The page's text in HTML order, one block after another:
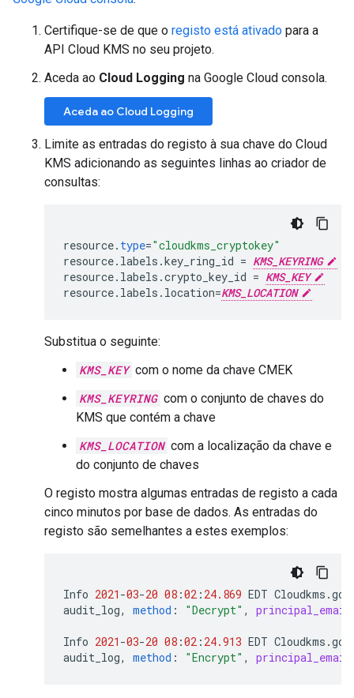
Certifique-se de que o registo está ativado para a
API Cloud KMS no seu projeto.
Aceda ao Cloud Logging na Google Cloud consola.
Aceda ao Cloud Logging
Limite as entradas do registo à sua chave do Cloud
KMS adicionando as seguintes linhas ao criador de
consultas:
resource. type="cloudkms_cryptokey"
resource. labels .key_ring_id = KMS_KEYRING
resource. labels .crypto_key_id = KMS_KEY
resource. labels . location=KMS_LOCATION
Substitua o seguinte:
KMS_KEY com o nome da chave CMEK
KMS_KEYRING com o conjunto de chaves do
KMS que contém a chave
KMS_LOCATION com a localização da chave e
do conjunto de chaves
O registo mostra algumas entradas de registo a cada
cinco minutos por base de dados. As entradas do
registo são semelhantes a estes exemplos:
Info 2021 -03-20 08 :02 : 24.869 EDT Cloudkms .
audit_log, method : "Decrypt" , principal_email
Info 2021 -03-20 08 :02 : 24.913 EDT Cloudkms .
audit_log, method : "Encrypt" , principal_email